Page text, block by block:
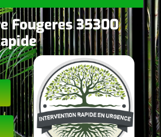
Fougeres 35300